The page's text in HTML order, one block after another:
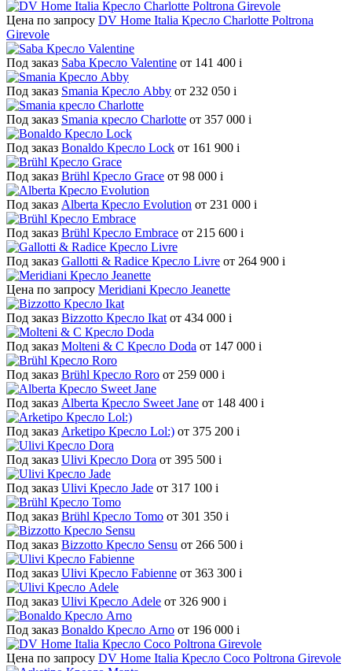
Цена по запросу DV Home Italia Кресло Charlotte Poltrona
Girevole
Под заказ Saba Кресло Valentine от 141 400 i
Под заказ Smania Кресло Abby от 232 050 i
Под заказ Smania кресло Charlotte от 357 000 i
Под заказ Bonaldo Кресло Lock от 161 900 i
Под заказ Brühl Кресло Grace от 98 000 i
Под заказ Alberta Кресло Evolution от 231 000 i
Под заказ Brühl Кресло Embrace от 215 600 i
Под заказ Gallotti & Radice Кресло Livre от 264 900 i
Цена по запросу Meridiani Кресло Jeanette
Под заказ Bizzotto Кресло Ikat от 434 000 i
Под заказ Molteni & C Кресло Doda от 147 000 i
Под заказ Brühl Кресло Roro от 259 000 i
Под заказ Alberta Кресло Sweet Jane от 148 400 i
Под заказ Arketipo Кресло Lol:) от 375 200 i
Под заказ Ulivi Кресло Dora от 395 500 i
Под заказ Ulivi Кресло Jade от 317 100 i
Под заказ Brühl Кресло Tomo от 301 350 i
Под заказ Bizzotto Кресло Sensu от 266 500 i
Под заказ Ulivi Кресло Fabienne от 363 300 i
Под заказ Ulivi Кресло Adele от 326 900 i
Под заказ Bonaldo Кресло Arno от 196 000 i
Цена по запросу DV Home Italia Кресло Сoco Poltrona Girevole